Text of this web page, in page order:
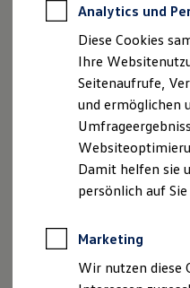
Professional
Behörden
Direktkunden
Anpfiff zum
Elektromobilität
Elektroautos
ID. Tutorials
ID. EVERY1
Reichweite
Rekuperation
Laden
Laden
Angaben gemäß § 5 TMG
SEVO Automobile GmbH
Besigheimerstraße 62
74366 Kirchheim am
Vertreten durch
Registereintrag:
Registergericht:
Umsatzsteuer-
Haftung für Inhalte
Analytics und
Diese Cookies
Ihre
Seitenaufrufe,
und ermöglichen
Damit helfen sie
persönlich auf
Marketing
Wir nutzen diese